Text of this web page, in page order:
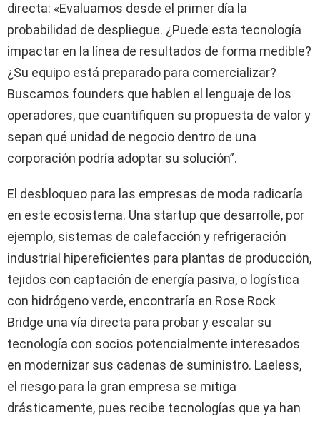
directa: «Evaluamos desde el primer día la
probabilidad de despliegue. ¿Puede esta tecnología
impactar en la línea de resultados de forma medible?
¿Su equipo está preparado para comercializar?
Buscamos founders que hablen el lenguaje de los
operadores, que cuantifiquen su propuesta de valor y
sepan qué unidad de negocio dentro de una
corporación podría adoptar su solución”.
El desbloqueo para las empresas de moda radicaría
en este ecosistema. Una startup que desarrolle, por
ejemplo, sistemas de calefacción y refrigeración
industrial hipereficientes para plantas de producción,
tejidos con captación de energía pasiva, o logística
con hidrógeno verde, encontraría en Rose Rock
Bridge una vía directa para probar y escalar su
tecnología con socios potencialmente interesados
en modernizar sus cadenas de suministro. Laeless,
el riesgo para la gran empresa se mitiga
drásticamente, pues recibe tecnologías que ya han